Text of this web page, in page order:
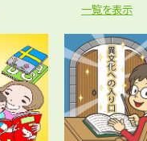
一覧を表示